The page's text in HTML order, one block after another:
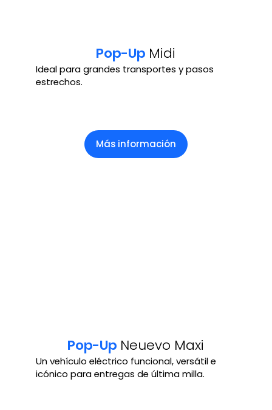
Pop-Up Midi
Más información
Ideal para grandes transportes y pasos
estrechos.
Pop-Up Neuevo Maxi
Un vehículo eléctrico funcional, versátil e
icónico para entregas de última milla.